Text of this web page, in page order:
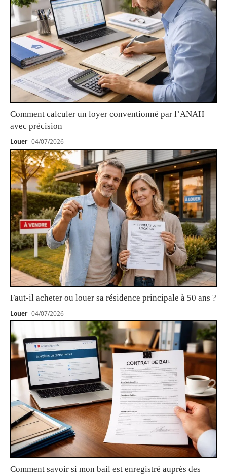
Comment calculer un loyer conventionné par l’ANAH
avec précision
Louer 04/07/2026
Faut-il acheter ou louer sa résidence principale à 50 ans ?
Louer 04/07/2026
Comment savoir si mon bail est enregistré auprès des